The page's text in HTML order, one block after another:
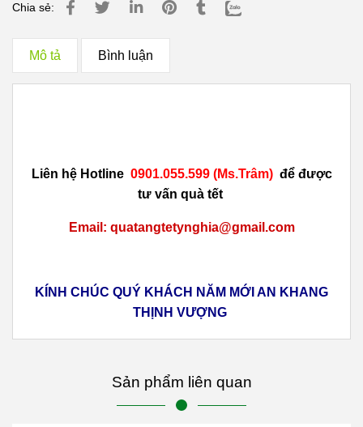
Chia sẻ:
Mô tả Bình luận
Liên hệ Hotline 0901.055.599 (Ms.Trâm) để được
tư vấn quà tết
Email: quatangtetynghia@gmail.com
KÍNH CHÚC QUÝ KHÁCH NĂM MỚI AN KHANG
THỊNH VƯỢNG
Sản phẩm liên quan